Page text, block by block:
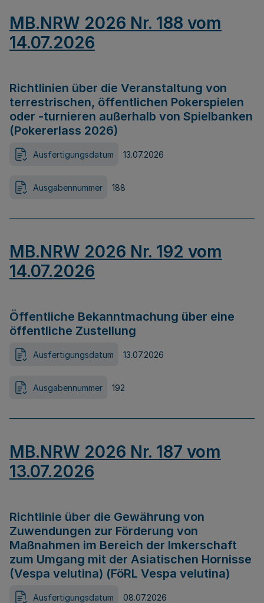
MB.NRW 2026 Nr. 188 vom
14.07.2026
Richtlinien über die Veranstaltung von
terrestrischen, öffentlichen Pokerspielen
oder -turnieren außerhalb von Spielbanken
(Pokererlass 2026)
Ausfertigungsdatum 13.07.2026
Ausgabennummer 188
MB.NRW 2026 Nr. 192 vom
14.07.2026
Öffentliche Bekanntmachung über eine
öffentliche Zustellung
Ausfertigungsdatum 13.07.2026
Ausgabennummer 192
MB.NRW 2026 Nr. 187 vom
13.07.2026
Richtlinie über die Gewährung von
Zuwendungen zur Förderung von
Maßnahmen im Bereich der Imkerschaft
zum Umgang mit der Asiatischen Hornisse
(Vespa velutina) (FöRL Vespa velutina)
Ausfertigungsdatum 08.07.2026